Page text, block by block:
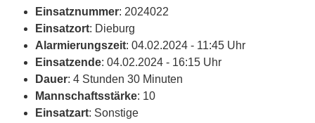
Einsatznummer: 2024022
Einsatzort: Dieburg
Alarmierungszeit: 04.02.2024 - 11:45 Uhr
Einsatzende: 04.02.2024 - 16:15 Uhr
Dauer: 4 Stunden 30 Minuten
Mannschaftsstärke: 10
Einsatzart: Sonstige